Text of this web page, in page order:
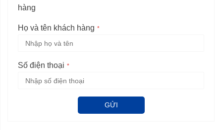
hàng
Họ và tên khách hàng
Số điện thoại
GỬI